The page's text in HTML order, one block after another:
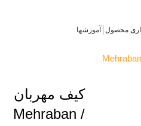
آموزشها
کیف مهربان